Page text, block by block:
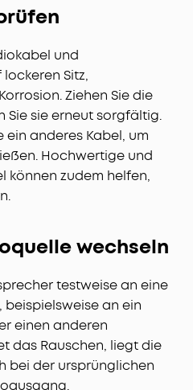
und
Sitz,
Ziehen Sie die
Sie sie erneut sorgfältig.
ein anderes Kabel, um
Hochwertige und
können zudem helfen,
wechseln
testweise an eine
an ein
einen anderen
das Rauschen, liegt die
bei der ursprünglichen